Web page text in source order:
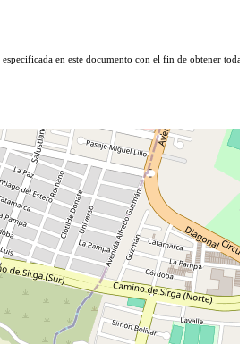
en este documento con el fin de obtener toda